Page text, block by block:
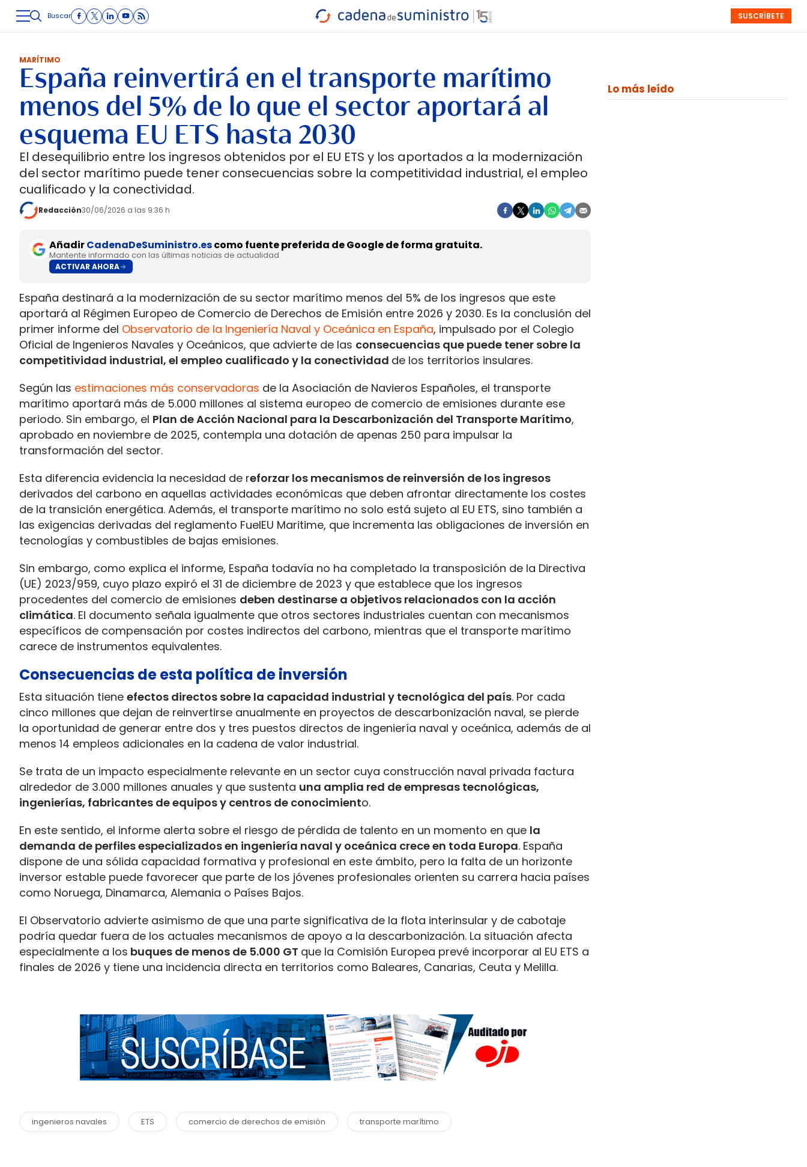
LOGÍSTICA INMOLOGÍSTICA INTRALOGÍSTICA CARRETERA
CARRETERA
MARÍTIMO INTERMODAL PROTAGONISTAS
SEMANALES
MONOGRÁFICOS EVENTOS
SUSCRÍBETE
Buscar
MARÍTIMO
España reinvertirá en el transporte marítimo
menos del 5% de lo que el sector aportará al
esquema EU ETS hasta 2030
El desequilibrio entre los ingresos obtenidos por el EU ETS y los aportados a la modernización
del sector marítimo puede tener consecuencias sobre la competitividad industrial, el empleo
cualificado y la conectividad.
Redacción30/06/2026 a las 9:36 h
AñadirCadenaDeSuministro.escomo fuente preferida de Google de forma gratuita.
Mantente informado con las últimas noticias de actualidad.
ACTIVAR AHORA
España destinará a la modernización de su sector marítimo menos del 5% de los ingresos que este
aportará al Régimen Europeo de Comercio de Derechos de Emisión entre 2026 y 2030. Es la conclusión del
primer informe del Observatorio de la Ingeniería Naval y Oceánica en España, impulsado por el Colegio
Oficial de Ingenieros Navales y Oceánicos, que advierte de las consecuencias que puede tener sobre la
competitividad industrial, el empleo cualificado y la conectividad de los territorios insulares.
Según las estimaciones más conservadoras de la Asociación de Navieros Españoles, el transporte
marítimo aportará más de 5.000 millones al sistema europeo de comercio de emisiones durante ese
periodo. Sin embargo, el Plan de Acción Nacional para la Descarbonización del Transporte Marítimo,
aprobado en noviembre de 2025, contempla una dotación de apenas 250 para impulsar la
transformación del sector.
Esta diferencia evidencia la necesidad de reforzar los mecanismos de reinversión de los ingresos
derivados del carbono en aquellas actividades económicas que deben afrontar directamente los costes
de la transición energética. Además, el transporte marítimo no solo está sujeto al EU ETS, sino también a
las exigencias derivadas del reglamento FuelEU Maritime, que incrementa las obligaciones de inversión en
tecnologías y combustibles de bajas emisiones.
Sin embargo, como explica el informe, España todavía no ha completado la transposición de la Directiva
(UE) 2023/959, cuyo plazo expiró el 31 de diciembre de 2023 y que establece que los ingresos
procedentes del comercio de emisiones deben destinarse a objetivos relacionados con la acción
climática. El documento señala igualmente que otros sectores industriales cuentan con mecanismos
específicos de compensación por costes indirectos del carbono, mientras que el transporte marítimo
carece de instrumentos equivalentes.
Consecuencias de esta política de inversión
Esta situación tiene efectos directos sobre la capacidad industrial y tecnológica del país. Por cada
cinco millones que dejan de reinvertirse anualmente en proyectos de descarbonización naval, se pierde
la oportunidad de generar entre dos y tres puestos directos de ingeniería naval y oceánica, además de al
menos 14 empleos adicionales en la cadena de valor industrial.
Se trata de un impacto especialmente relevante en un sector cuya construcción naval privada factura
alrededor de 3.000 millones anuales y que sustenta una amplia red de empresas tecnológicas,
ingenierías, fabricantes de equipos y centros de conocimiento.
En este sentido, el informe alerta sobre el riesgo de pérdida de talento en un momento en que la
demanda de perfiles especializados en ingeniería naval y oceánica crece en toda Europa. España
dispone de una sólida capacidad formativa y profesional en este ámbito, pero la falta de un horizonte
inversor estable puede favorecer que parte de los jóvenes profesionales orienten su carrera hacia países
como Noruega, Dinamarca, Alemania o Países Bajos.
El Observatorio advierte asimismo de que una parte significativa de la flota interinsular y de cabotaje
podría quedar fuera de los actuales mecanismos de apoyo a la descarbonización. La situación afecta
especialmente a los buques de menos de 5.000 GT que la Comisión Europea prevé incorporar al EU ETS a
finales de 2026 y tiene una incidencia directa en territorios como Baleares, Canarias, Ceuta y Melilla.
ingenieros navales ETS comercio de derechos de emisión transporte marítimo
Lo más leído